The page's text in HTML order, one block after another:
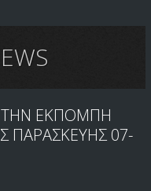
ΤΗΝ ΕΚΠΟΜΠΗ
ΠΑΡΑΣΚΕΥΗΣ 07-